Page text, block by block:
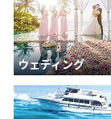
ウェディング